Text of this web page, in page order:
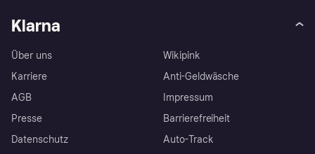
Klarna
Über uns
Karriere
AGB
Presse
Datenschutz
Wikipink
Anti-Geldwäsche
Impressum
Barrierefreiheit
Auto-Track